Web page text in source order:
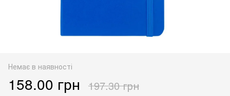
Немає в наявності
158.00 грн 197.30 грн